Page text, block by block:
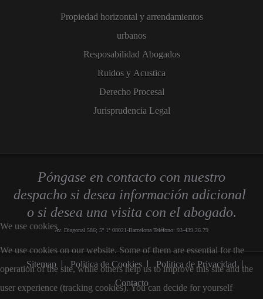
Propiedad horizontal y arrendamientos
urbanos
Resposabilidad Abogados
Ruidos y Acustica
Derecho Procesal
Jurisprudencia Legal
Póngase en contacto con nuestro
despacho si desea información adicional
o si desea una visita con el abogado.
Av. Diagonal 586; 5º 1ª 08021-Barcelona Teléfono: 93-439.26.79
Sitemap Politica de Cookies
Politica de Privacidad
Contacto
We use cookies
We use cookies on our website. Some of them are essential for the
operation of the site, while others help us to improve this site and the
user experience (tracking cookies). You can decide for yourself